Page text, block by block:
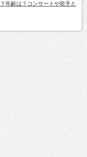
年齢は？コンサートや歌手と